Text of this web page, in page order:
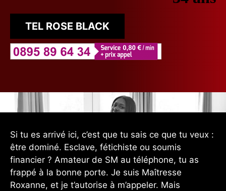
TEL ROSE BLACK
Si tu es arrivé ici, c’est que tu sais ce que tu veux :
être dominé. Esclave, fétichiste ou soumis
financier ? Amateur de SM au téléphone, tu as
frappé à la bonne porte. Je suis Maîtresse
Roxanne, et je t’autorise à m’appeler. Mais